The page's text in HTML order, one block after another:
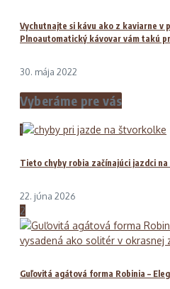
Vychutnajte si kávu ako z kaviarne v
Plnoautomatický kávovar vám takú
30. mája 2022
Vyberáme pre vás
1
Tieto chyby robia začínajúci jazdci na
22. júna 2026
2
Guľovitá agátová forma Robinia –